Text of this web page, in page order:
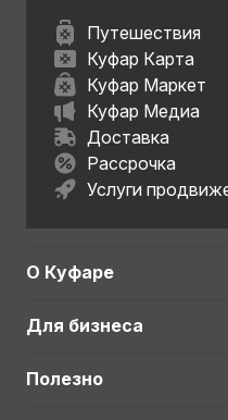
Путешествия
Куфар Карта
Куфар Маркет
Куфар Медиа
Доставка
Рассрочка
Услуги
О Куфаре
Для бизнеса
Полезно